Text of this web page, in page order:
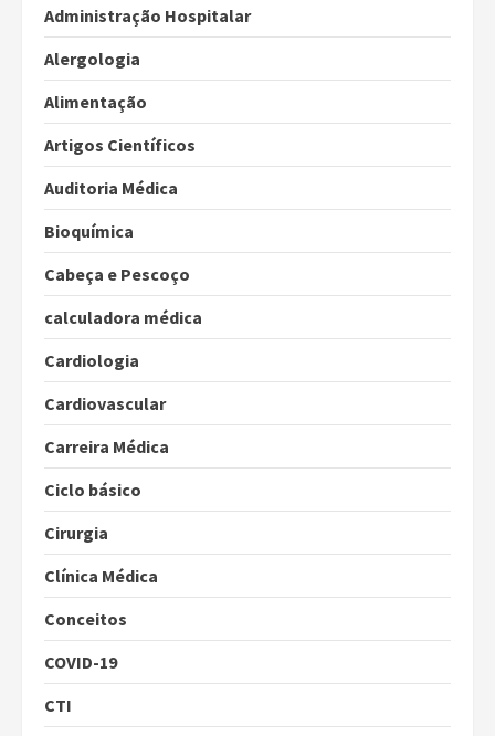
Administração Hospitalar
Alergologia
Alimentação
Artigos Científicos
Auditoria Médica
Bioquímica
Cabeça e Pescoço
calculadora médica
Cardiologia
Cardiovascular
Carreira Médica
Ciclo básico
Cirurgia
Clínica Médica
Conceitos
COVID-19
CTI